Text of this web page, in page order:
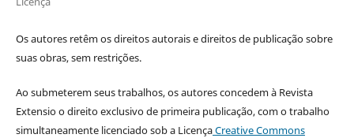
Os autores retêm os direitos autorais e direitos de publicação sobre
suas obras, sem restrições.
Ao submeterem seus trabalhos, os autores concedem à Revista
Extensio o direito exclusivo de primeira publicação, com o trabalho
simultaneamente licenciado sob a LicençaCreative Commons